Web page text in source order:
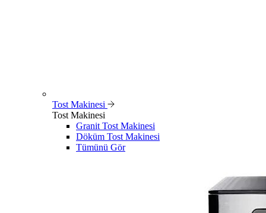
Tost Makinesi
Tost Makinesi
Granit Tost Makinesi
Döküm Tost Makinesi
Tümünü Gör